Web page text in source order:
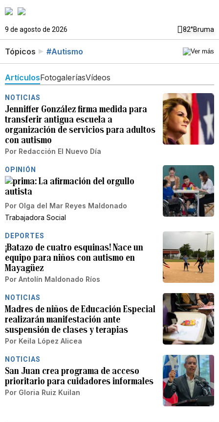
9 de agosto de 2026 82°Bruma
Tópicos #Autismo
ArtículosFotogaleríasVídeos
NOTICIAS
Jenniffer González firma medida para
transferir antigua escuela a
organización de servicios para adultos
con autismo
Por Redacción El Nuevo Día
OPINIÓN
La afirmación del orgullo
autista
Por Olga del Mar Reyes Maldonado
Trabajadora Social
DEPORTES
¡Batazo de cuatro esquinas! Nace un
equipo para niños con autismo en
Mayagüez
Por Antolín Maldonado Ríos
NOTICIAS
Madres de niños de Educación Especial
realizarán manifestación ante
suspensión de clases y terapias
Por Keila López Alicea
NOTICIAS
San Juan crea programa de acceso
prioritario para cuidadores informales
Por Gloria Ruiz Kuilan